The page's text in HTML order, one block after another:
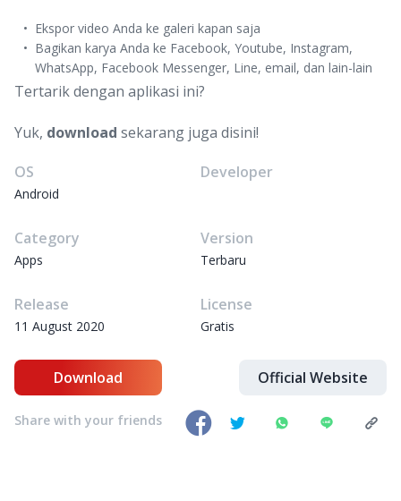
Ekspor video Anda ke galeri kapan saja
Bagikan karya Anda ke Facebook, Youtube, Instagram,
WhatsApp, Facebook Messenger, Line, email, dan lain-lain
Tertarik dengan aplikasi ini?
Yuk, download sekarang juga disini!
OS
Android
Developer
Category
Apps
Version
Terbaru
Release
11 August 2020
License
Gratis
Download Official Website
Share with your friends